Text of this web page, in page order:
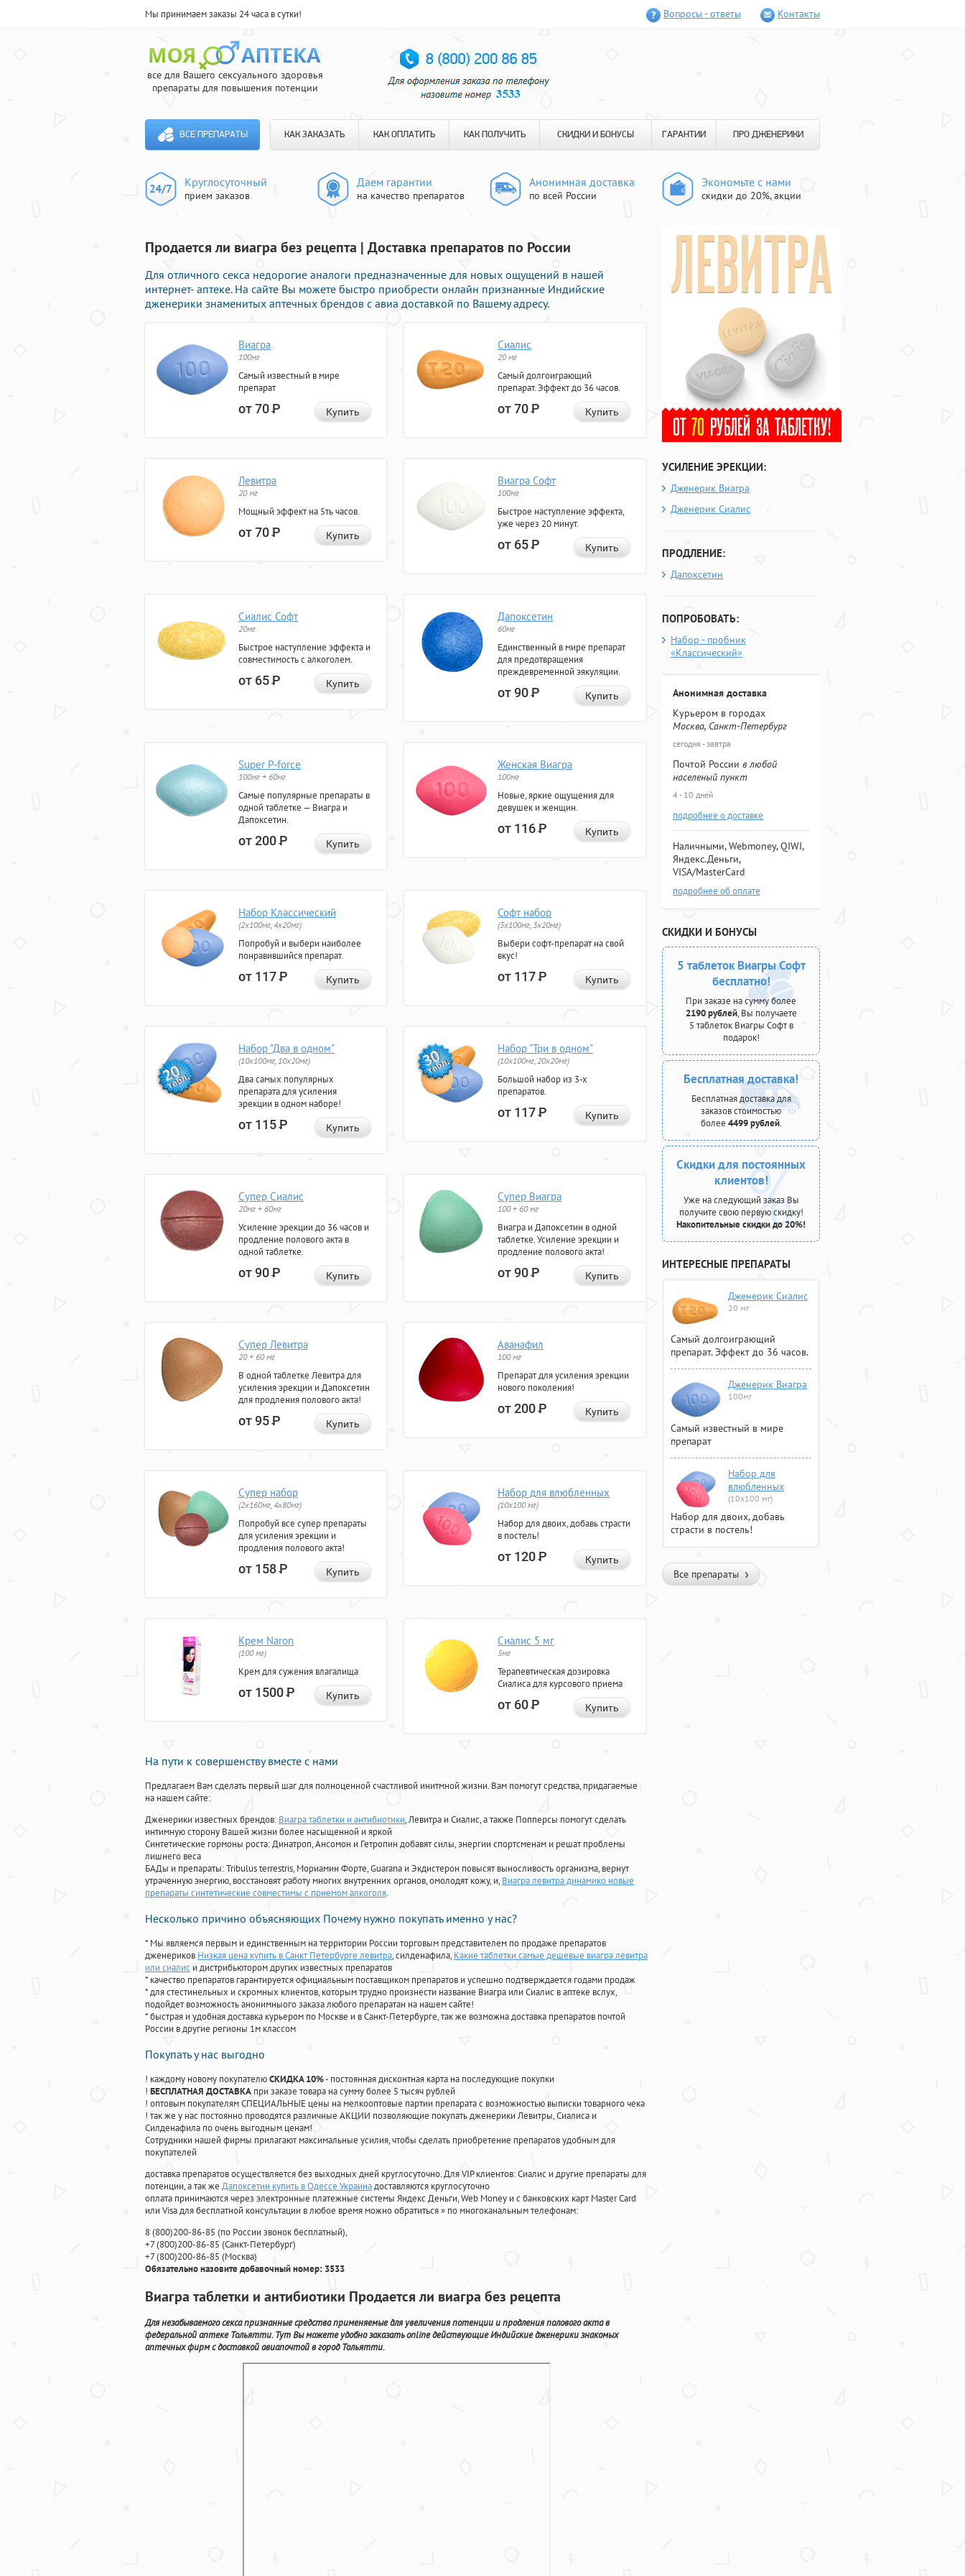
Мы принимаем заказы 24 часа в сутки! Вопросы - ответы Контакты
все для Вашего сексуального здоровья
препараты для повышения потенции
ВСЕ ПРЕПАРАТЫ КАК ЗАКАЗАТЬ КАК ОПЛАТИТЬ КАК ПОЛУЧИТЬ СКИДКИ И БОНУСЫ ГАРАНТИИ ПРО ДЖЕНЕРИКИ
Круглосуточный
прием заказов
Даем гарантии
на качество препаратов
Анонимная доставка
по всей России
Экономьте с нами
скидки до 20%, акции
Продается ли виагра без рецепта | Доставка препаратов по России
Для отличного секса недорогие аналоги предназначенные для новых ощущений в нашей
интернет- аптеке. На сайте Вы можете быстро приобрести онлайн признанные Индийские
дженерики знаменитых аптечных брендов с авиа доставкой по Вашему адресу.
Виагра
100мг
Самый известный в мире
препарат
от 70Р Купить
Сиалис
20 мг
Самый долгоиграющий
препарат. Эффект до 36 часов.
от 70Р Купить
Левитра
20 мг
Мощный эффект на 5ть часов.
от 70Р Купить
Виагра Софт
100мг
Быстрое наступление эффекта,
уже через 20 минут.
от 65Р Купить
Сиалис Софт
20мг
Быстрое наступление эффекта и
совместимость с алкоголем.
от 65Р Купить
Дапоксетин
60мг
Единственный в мире препарат
для предотвращения
преждевременной эякуляции.
от 90Р Купить
Super P-force
100мг + 60мг
Самые популярные препараты в
одной таблетке — Виагра и
Дапоксетин.
от 200Р Купить
Женская Виагра
100мг
Новые, яркие ощущения для
девушек и женщин.
от 116Р Купить
Набор Классический
(2x100мг, 4x20мг)
Попробуй и выбери наиболее
понравившийся препарат.
от 117Р Купить
Софт набор
(3x100мг, 3x20мг)
Выбери софт-препарат на свой
вкус!
от 117Р Купить
Набор "Два в одном"
(10x100мг, 10x20мг)
Два самых популярных
препарата для усиления
эрекции в одном наборе!
от 115Р Купить
Набор "Три в одном"
(10x100мг, 20x20мг)
Большой набор из 3-х
препаратов.
от 117Р Купить
Супер Сиалис
20мг + 60мг
Усиление эрекции до 36 часов и
продление полового акта в
одной таблетке.
от 90Р Купить
Супер Виагра
100 + 60 мг
Виагра и Дапоксетин в одной
таблетке. Усиление эрекции и
продление полового акта!
от 90Р Купить
Супер Левитра
20 + 60 мг
В одной таблетке Левитра для
усиления эрекции и Дапоксетин
для продления полового акта!
от 95Р Купить
Аванафил
100 мг
Препарат для усиления эрекции
нового поколения!
от 200Р Купить
Супер набор
(2х160мг, 4х80мг)
Попробуй все супер препараты
для усиления эрекции и
продления полового акта!
от 158Р Купить
Набор для влюбленных
(10х100 мг)
Набор для двоих, добавь страсти
в постель!
от 120Р Купить
Крем Naron
(100 мг)
Крем для сужения влагалища
от 1500Р Купить
Сиалис 5 мг
5мг
Терапевтическая дозировка
Сиалиса для курсового приема
от 60Р Купить
На пути к совершенству вместе с нами
Предлагаем Вам сделать первый шаг для полноценной счастливой инитмной жизни. Вам помогут средства, придагаемые
на нашем сайте:
Дженерики известных брендов: Виагра таблетки и антибиотики, Левитра и Сиалис, а также Попперсы помогут сделать
интимную сторону Вашей жизни более насыщенной и яркой
Синтетические гормоны роста: Динатроп, Ансомон и Гетропин добавят силы, энергии спортсменам и решат проблемы
лишнего веса
БАДы и препараты:Tribulus terrestris, Мориамин Форте, Guarana и Экдистерон повысят выносливость организма, вернут
утраченную энергию, восстановят работу многих внутренних органов, омолодят кожу, и, Виагра левитра динамико новые
препараты синтетические совместимы с приемом алкоголя.
Несколько причино объясняющих Почему нужно покупать именно у нас?
* Мы являемся первым и единственным на территории России торговым представителем по продаже препаратов
дженериков Низкая цена купить в Санкт Петербурге левитра, силденафила, Какие таблетки самые дешевые виагра левитра
или сиалис и дистрибьютором других известных препаратов
* качество препаратов гарантируется официальным поставщиком препаратов и успешно подтверждается годами продаж
* для стестинельных и скромных клиентов, которым трудно произнести название Виагра или Сиалис в аптеке вслух,
подойдет возможность анонимныого заказа любого препаратан на нашем сайте!
* быстрая и удобная доставка курьером по Москве и в Санкт-Петербурге, так же возможна доставка препаратов почтой
России в другие регионы 1м классом
Покупать у нас выгодно
! каждому новому покупателюСКИДКА 10%- постоянная дисконтная карта на последующие покупки
! БЕСПЛАТНАЯ ДОСТАВКА при заказе товара на сумму более 5 тысяч рублей
! оптовым покупателям СПЕЦИАЛЬНЫЕ цены на мелкооптовые партии препарата с возможностью выписки товарного чека
! так же у нас постоянно проводятся различные АКЦИИ позволяющие покупать дженерики Левитры, Сиалиса и
Силденафила по очень выгодным ценам!
Cотрудники нашей фирмы прилагают максимальные усилия, чтобы сделать приобретение препаратов удобным для
покупателей
доставка препаратов осуществляется без выходных дней круглосуточно. Для VIP клиентов: Сиалис и другие препараты для
потенции, а так же Дапоксетин купить в Одессе Украинадоставляются круглосуточно
оплата принимаются через электронные платежные системы Яндекс Деньги, Web Money и с банковских карт Master Card
или Visa для бесплатной консультации в любое время можно обратиться» по многоканальным телефонам:
8(800)200-86-85 (по России звонок бесплатный),
+7(800)200-86-85 (Санкт-Петербург)
+7(800)200-86-85 (Москва)
Обязательно назовите добавочный номер: 3533
Виагра таблетки и антибиотики Продается ли виагра без рецепта
Для незабываемого секса признанные средства применяемые для увеличения потенции и продления полового акта в
федеральной аптеке Тольятти. Тут Вы можете удобно заказать online действующие Индийские дженерики знакомых
аптечных фирм с доставкой авиапочтой в город Тольятти.
УСИЛЕНИЕ ЭРЕКЦИИ:
Дженерик Виагра
Дженерик Сиалис
ПРОДЛЕНИЕ:
Дапоксетин
ПОПРОБОВАТЬ:
Набор - пробник
«Классический»
Анонимная доставка
Курьером в городах
Москва, Санкт-Петербург
сегодня - завтра
Почтой России в любой
населеный пункт
4 - 10 дней
подробнее о доставке
Наличными, Webmoney, QIWI,
Яндекс.Деньги,
VISA/MasterCard
подробнее об оплате
СКИДКИ И БОНУСЫ
5 таблеток Виагры Софт
бесплатно!
При заказе на сумму более
2190 рублей, Вы получаете
5 таблеток Виагры Софт в
подарок!
Бесплатная доставка!
Бесплатная доставка для
заказов стоимостью
более 4499 рублей.
Скидки для постоянных
клиентов!
Уже на следующий заказ Вы
получите свою первую скидку!
Накопительные скидки до 20%!
ИНТЕРЕСНЫЕ ПРЕПАРАТЫ
Дженерик Сиалис
20 мг
Самый долгоиграющий
препарат. Эффект до 36 часов.
Дженерик Виагра
100мг
Самый известный в мире
препарат
Набор для
влюбленных
(10х100 мг)
Набор для двоих, добавь
страсти в постель!
Все препараты